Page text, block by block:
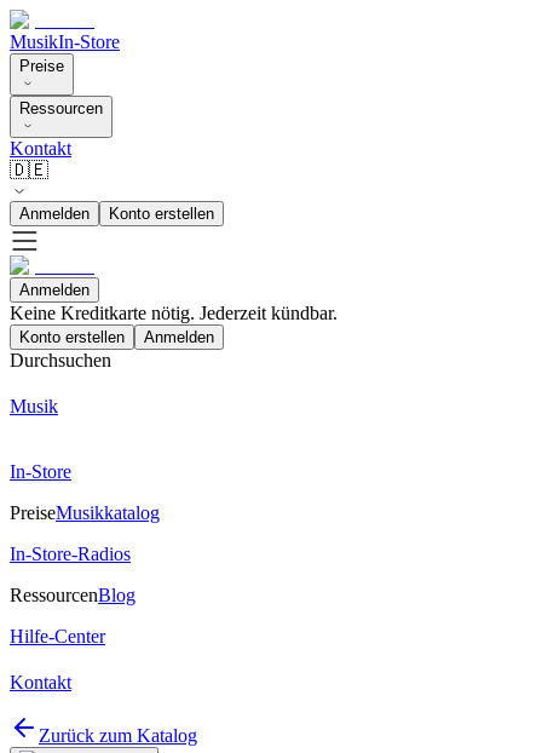
MusikIn-Store
Preise
Ressourcen
Kontakt
🇩🇪
Anmelden Konto erstellen
Anmelden
Keine Kreditkarte nötig. Jederzeit kündbar.
Konto erstellen Anmelden
Durchsuchen
Musik
In-Store
PreiseMusikkatalog
In-Store-Radios
RessourcenBlog
Hilfe-Center
Kontakt
Zurück zum Katalog